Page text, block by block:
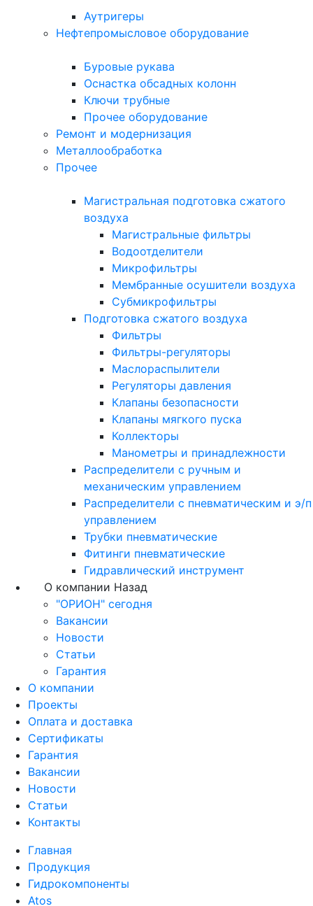
Аутригеры
Нефтепромысловое оборудование
Буровые рукава
Оснастка обсадных колонн
Ключи трубные
Прочее оборудование
Ремонт и модернизация
Металлообработка
Прочее
Магистральная подготовка сжатого
воздуха
Магистральные фильтры
Водоотделители
Микрофильтры
Мембранные осушители воздуха
Субмикрофильтры
Подготовка сжатого воздуха
Фильтры
Фильтры-регуляторы
Маслораспылители
Регуляторы давления
Клапаны безопасности
Клапаны мягкого пуска
Коллекторы
Манометры и принадлежности
Распределители с ручным и
механическим управлением
Распределители с пневматическим и э/п
управлением
Трубки пневматические
Фитинги пневматические
Гидравлический инструмент
О компании Назад
"ОРИОН" сегодня
Вакансии
Новости
Статьи
Гарантия
О компании
Проекты
Оплата и доставка
Сертификаты
Гарантия
Вакансии
Новости
Статьи
Контакты
Главная
Продукция
Гидрокомпоненты
Atos